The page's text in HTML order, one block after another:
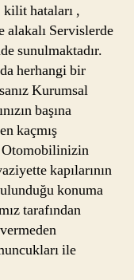
kilit hataları ,
alakalı Servislerde
sunulmaktadır.
herhangi bir
Kurumsal
başına
kaçmış
Otomobilinizin
kapılarının
konuma
tarafından
ile